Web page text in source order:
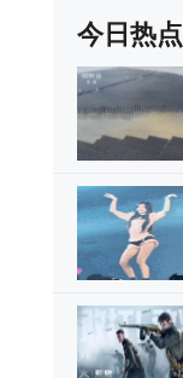
今日热点